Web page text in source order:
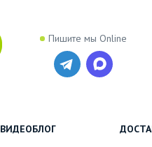
Пишите мы Online
ВИДЕОБЛОГ